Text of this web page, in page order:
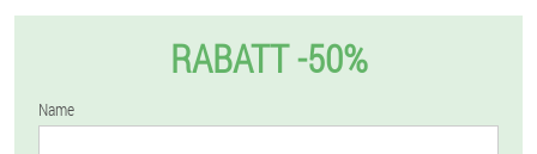
RABATT -50%
Name